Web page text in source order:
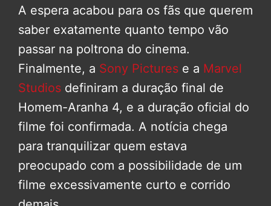
A espera acabou para os fãs que querem
saber exatamente quanto tempo vão
passar na poltrona do cinema.
Finalmente, a Sony Pictures e a Marvel
Studios definiram a duração final de
Homem-Aranha 4, e a duração oficial do
filme foi confirmada. A notícia chega
para tranquilizar quem estava
preocupado com a possibilidade de um
filme excessivamente curto e corrido